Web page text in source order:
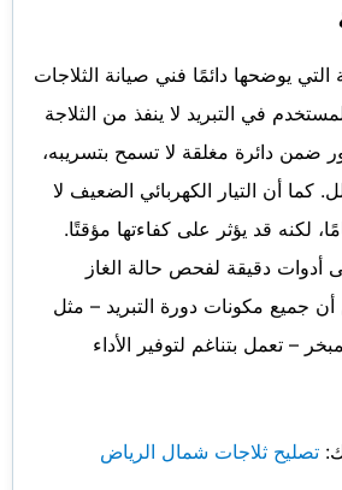
يوضحها دائمًا فني صيانة الثلاجات
في التبريد لا ينفذ من الثلاجة
ضمن دائرة مغلقة لا تسمح بتسريبه،
كما أن التيار الكهربائي الضعيف لا
لكنه قد يؤثر على كفاءتها مؤقتًا.
أدوات دقيقة لفحص حالة الغاز
أن جميع مكونات دورة التبريد – مثل
– تعمل بتناغم لتوفير الأداء
تصليح ثلاجات شمال الرياض